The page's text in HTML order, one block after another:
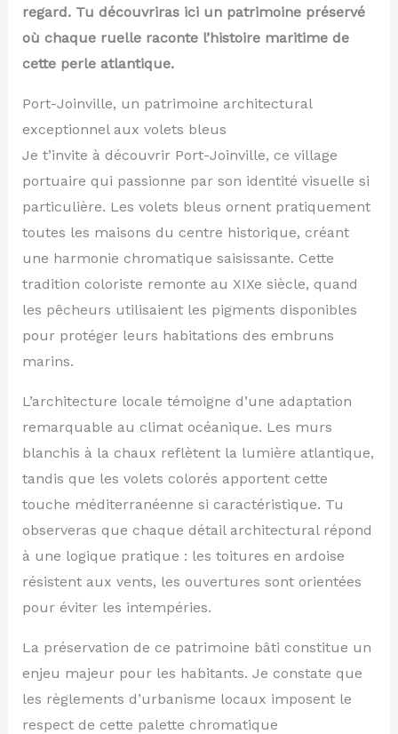
regard. Tu découvriras ici un patrimoine préservé
où chaque ruelle raconte l’histoire maritime de
cette perle atlantique.
Port-Joinville, un patrimoine architectural
exceptionnel aux volets bleus
Je t’invite à découvrir Port-Joinville, ce village
portuaire qui passionne par son identité visuelle si
particulière. Les volets bleus ornent pratiquement
toutes les maisons du centre historique, créant
une harmonie chromatique saisissante. Cette
tradition coloriste remonte au XIXe siècle, quand
les pêcheurs utilisaient les pigments disponibles
pour protéger leurs habitations des embruns
marins.
L’architecture locale témoigne d’une adaptation
remarquable au climat océanique. Les murs
blanchis à la chaux reflètent la lumière atlantique,
tandis que les volets colorés apportent cette
touche méditerranéenne si caractéristique. Tu
observeras que chaque détail architectural répond
à une logique pratique : les toitures en ardoise
résistent aux vents, les ouvertures sont orientées
pour éviter les intempéries.
La préservation de ce patrimoine bâti constitue un
enjeu majeur pour les habitants. Je constate que
les règlements d’urbanisme locaux imposent le
respect de cette palette chromatique